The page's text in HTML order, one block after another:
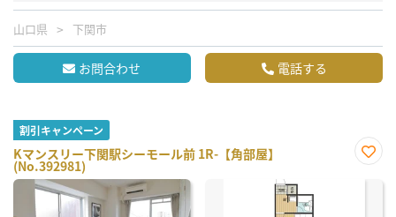
山口県 下関市
お問合わせ 電話する
割引キャンペーン
Kマンスリー下関駅シーモール前 1R-【角部屋】
(No.392981)
に入